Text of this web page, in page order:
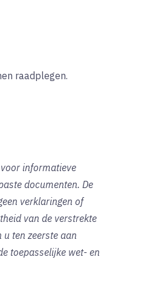
raadplegen.
informatieve
documenten. De
verklaringen of
van de verstrekte
ten zeerste aan
toepasselijke wet- en